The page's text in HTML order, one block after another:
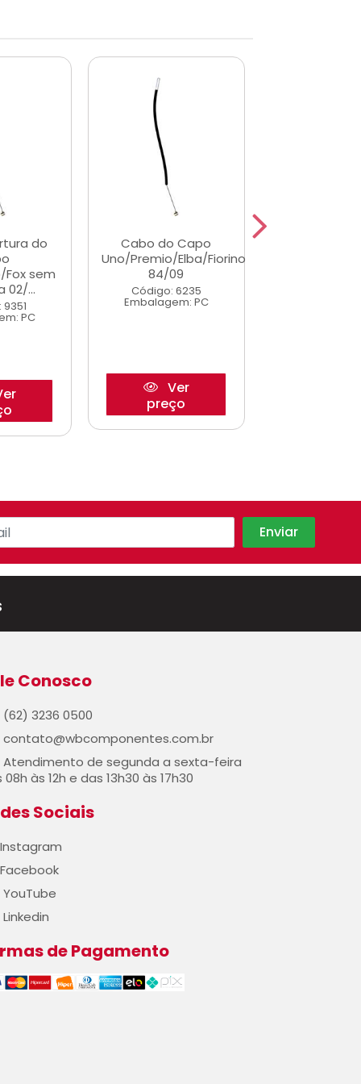
do
sem
02/...
PC
Cabo do Capo
Uno/Premio/Elba/Fiorino
84/09
Código: 6235
Embalagem: PC
Ver
preço
Conosco
(62) 3236 0500
contato@wbcomponentes.com.br
Atendimento de segunda a sexta-feira
08h às 12h e das 13h30 às 17h30
Sociais
Instagram
Facebook
YouTube
Linkedin
de Pagamento